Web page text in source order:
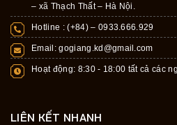
– xã Thạch Thất – Hà Nội.
Hotline : (+84) – 0933.666.929
Email:gogiang.kd@gmail.com
Hoạt động: 8:30 - 18:00 tất cả các
LIÊN KẾT NHANH